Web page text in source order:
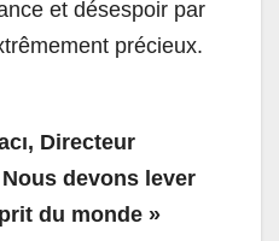
et désespoir par
précieux.
Directeur
devons lever
du monde »